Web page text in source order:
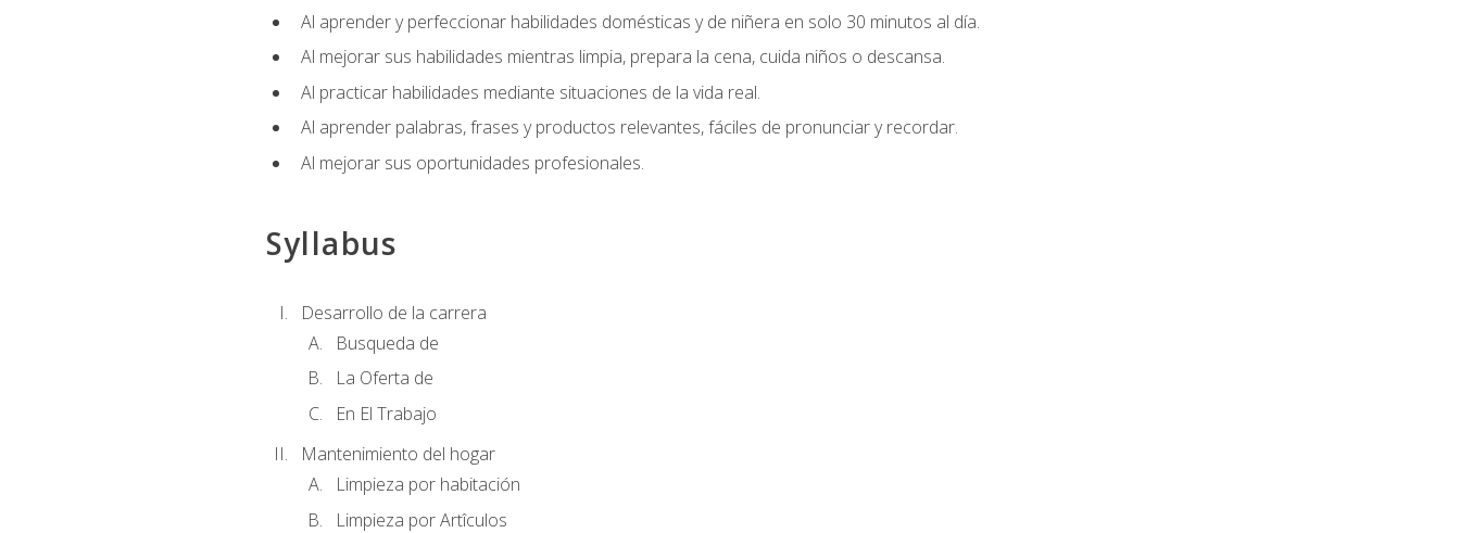
Al aprender y perfeccionar habilidades domésticas y de niñera en solo 30 minutos al día.
Al mejorar sus habilidades mientras limpia, prepara la cena, cuida niños o descansa.
Al practicar habilidades mediante situaciones de la vida real.
Al aprender palabras, frases y productos relevantes, fáciles de pronunciar y recordar.
Al mejorar sus oportunidades profesionales.
Syllabus
Desarrollo de la carrera
Busqueda de
La Oferta de
En El Trabajo
Mantenimiento del hogar
Limpieza por habitación
Limpieza por Artîculos